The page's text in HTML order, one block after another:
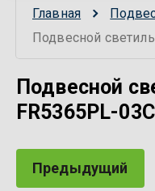
Главная
Подвесной
Подвесной
FR5365PL-
Предыдущий